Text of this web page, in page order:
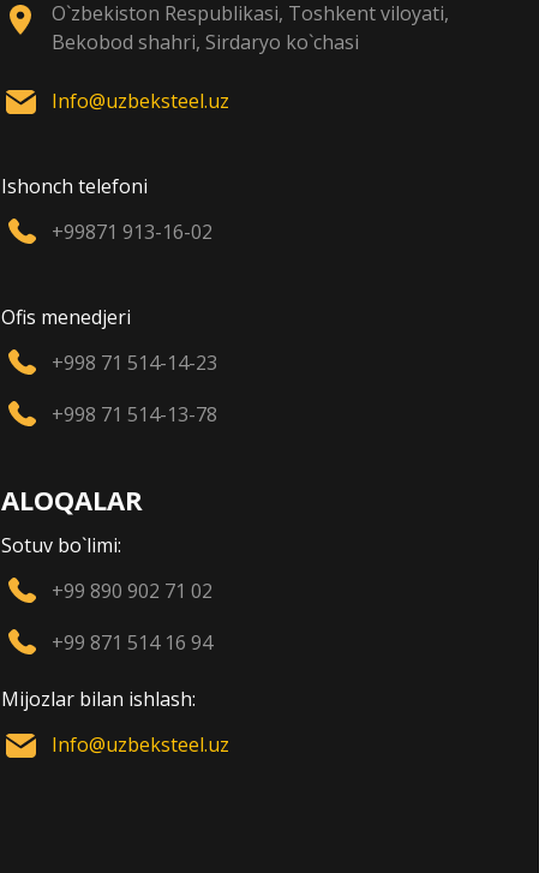
O`zbekiston Respublikasi, Toshkent viloyati,
Bekobod shahri, Sirdaryo ko`chasi
Info@uzbeksteel.uz
Ishonch telefoni
+99871 913-16-02
Ofis menedjeri
+998 71 514-14-23
+998 71 514-13-78
ALOQALAR
Sotuv bo`limi:
+99 890 902 71 02
+99 871 514 16 94
Mijozlar bilan ishlash:
Info@uzbeksteel.uz